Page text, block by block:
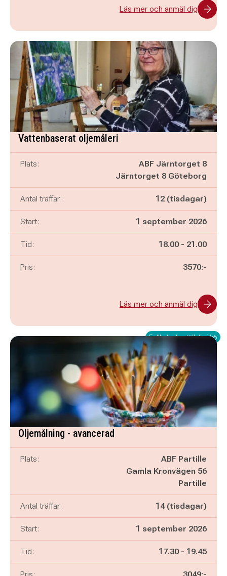
Läs mer och anmäl dig
Vattenbaserat oljemåleri
Plats:
ABF Järntorget 8
Järntorget 8 Göteborg
Antal träffar: 12 (tisdagar)
Start: 1 september 2026
Tid: Pågår mellan
18.00 - och
21.00
Pris: 3570:-
Läs mer och anmäl dig
Fullbokad - ställ dig i kö
Oljemålning - avancerad
Plats:
ABF Partille
Gamla Kronvägen 56
Partille
Antal träffar: 14 (tisdagar)
Start: 1 september 2026
Tid: Pågår mellan
17.30 - och
19.45